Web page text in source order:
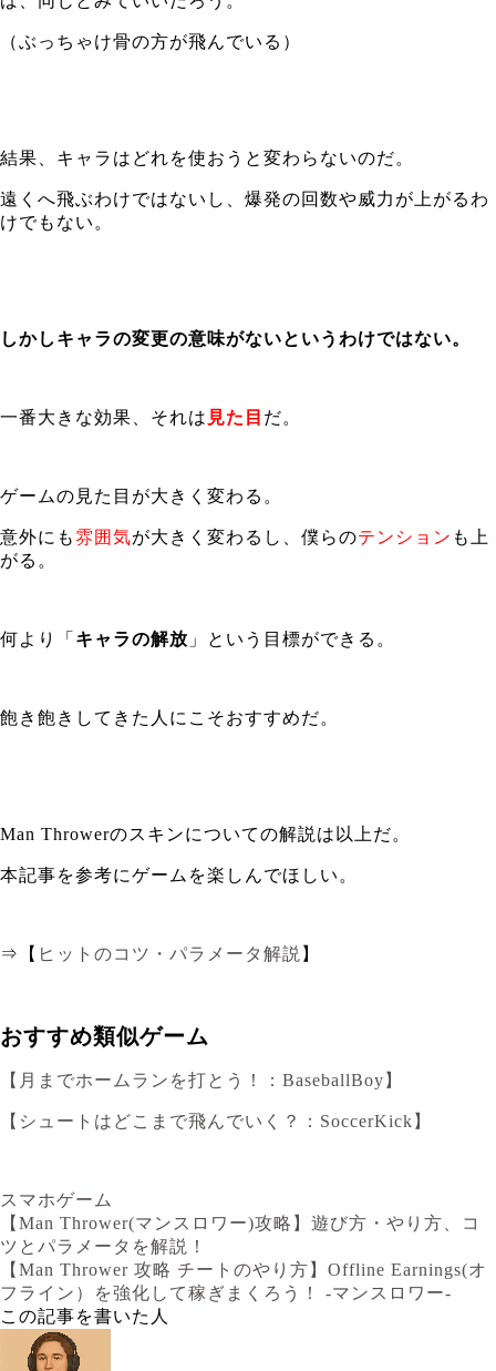
（ぶっちゃけ骨の方が飛んでいる）
結果、キャラはどれを使おうと変わらないのだ。
遠くへ飛ぶわけではないし、爆発の回数や威力が上がるわ
けでもない。
しかしキャラの変更の意味がないというわけではない。
一番大きな効果、それは 見た目 だ。
ゲームの見た目が大きく変わる。
意外にも雰囲気が大きく変わるし、僕らのテンション も上
がる。
何より「 キャラの解放 」という目標ができる。
飽き飽きしてきた人にこそおすすめだ。
Man Throwerのスキンについての解説は以上だ。
本記事を参考にゲームを楽しんでほしい。
⇒【 ヒットのコツ・パラメータ解説 】
おすすめ類似ゲーム
【月までホームランを打とう！：BaseballBoy】
【シュートはどこまで飛んでいく？：SoccerKick】
スマホゲーム
【Man Thrower(マンスロワー)攻略】遊び方・やり方、コ
ツとパラメータを解説！
【Man Thrower 攻略 チートのやり方】Offline Earnings(オ
フライン）を強化して稼ぎまくろう！ -マンスロワー-
この記事を書いた人